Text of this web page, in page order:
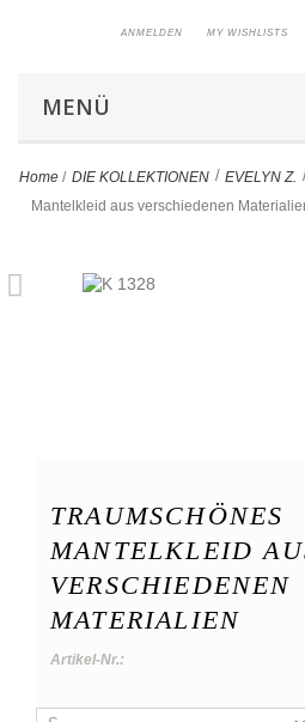
MY WISHLISTS
ANMELDEN
MENÜ
Home / DIE KOLLEKTIONEN > EVELYN Z.
Mantelkleid aus verschiedenen
TRAUMSCHÖNES
MANTELKLEID
VERSCHIEDENEN
MATERIALIEN
Artikel-Nr.: